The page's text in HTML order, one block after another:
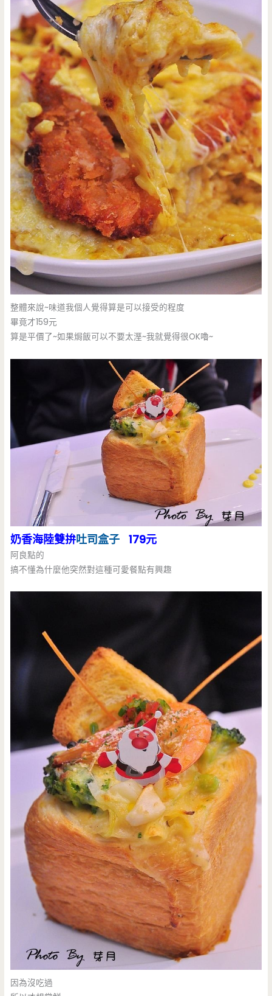
整體來說~味道我個人覺得算是可以接受的程度
畢竟才159元
算是平價了~如果焗飯可以不要太溼~我就覺得很OK嚕~
奶香海陸雙拚吐司盒子 179元
阿良點的
搞不懂為什麼他突然對這種可愛餐點有興趣
因為沒吃過